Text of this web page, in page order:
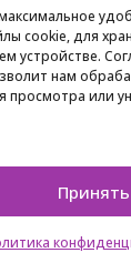
cookie, для
устройстве.
нам
просмотра или
Принять